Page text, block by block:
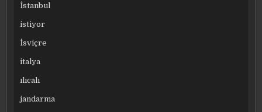
İstanbul
istiyor
İsviçre
italya
ılıcalı
jandarma